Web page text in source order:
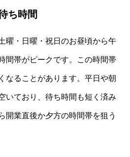
ち時間
曜・日曜・祝日のお昼頃から午
間帯がピークです。この時間帯
なることがあります。平日や朝
いており、待ち時間も短く済み
開業直後か夕方の時間帯を狙う